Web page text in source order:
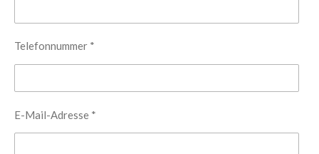
Telefonnummer *
E-Mail-Adresse *